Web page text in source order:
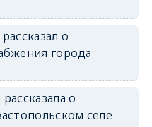
о
города
о
селе